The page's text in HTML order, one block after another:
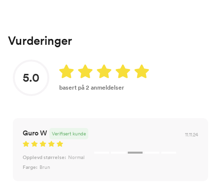
Vurderinger
5.0
basert på 2 anmeldelser
Guro W 11.11.24
Verifisert kunde
Opplevd størrelse: Normal
Farge: Brun